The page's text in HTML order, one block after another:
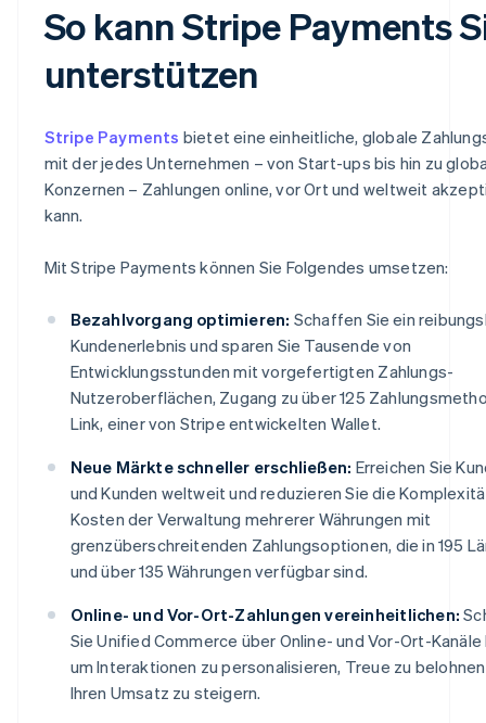
So kann Stripe Payments
unterstützen
Stripe Payments bietet eine einheitliche, globale
mit der jedes Unternehmen – von Start-ups bis hin zu
Konzernen – Zahlungen online, vor Ort und weltweit
kann.
Mit Stripe Payments können Sie Folgendes umsetzen:
Bezahlvorgang optimieren: Schaffen Sie ein
Kundenerlebnis und sparen Sie Tausende von
Entwicklungsstunden mit vorgefertigten Zahlungs-
Nutzeroberflächen, Zugang zu über 125
Link, einer von Stripe entwickelten Wallet.
Neue Märkte schneller erschließen: Erreichen Sie
und Kunden weltweit und reduzieren Sie die
Kosten der Verwaltung mehrerer Währungen mit
grenzüberschreitenden Zahlungsoptionen, die in 195
und über 135 Währungen verfügbar sind.
Online- und Vor-Ort-Zahlungen vereinheitlichen:
Sie Unified Commerce über Online- und Vor-Ort-Kanäle
um Interaktionen zu personalisieren, Treue zu
Ihren Umsatz zu steigern.